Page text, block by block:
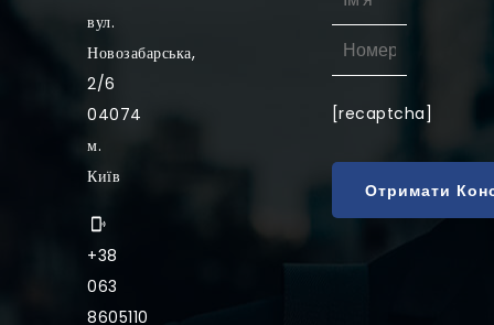
вул.
Новозабарська,
2/6
04074
м.
Київ
+38
063
8605110
[recaptcha]